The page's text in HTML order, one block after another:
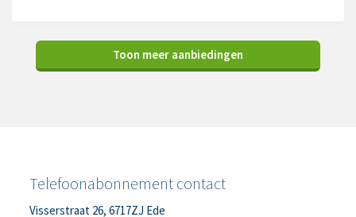
Toon meer aanbiedingen
Telefoonabonnement contact
Visserstraat 26, 6717ZJ Ede